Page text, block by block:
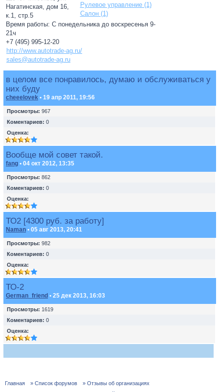
Рулевое управление (1)
Салон (1)
Нагатинская, дом 16,
к.1, стр.5
Время работы: С понедельника до воскресенья 9-
21ч
+7 (495) 995-12-20
http://www.autotrade-ag.ru/
sales@autotrade-ag.ru
в целом все понравилось, думаю и обслуживаться у
них буду
cheeelovek • 19 апр 2011, 19:56
Просмотры: 967
Коментариев: 0
Оценка:
Вообще мой совет такой.
fang • 04 окт 2012, 13:35
Просмотры: 862
Коментариев: 0
Оценка:
ТО2 [4300 руб. за работу]
Naman • 05 авг 2013, 20:41
Просмотры: 982
Коментариев: 0
Оценка:
ТО-2
German_friend • 25 дек 2013, 16:03
Просмотры: 1619
Коментариев: 0
Оценка:
Главная » Список форумов
» Отзывы об организациях